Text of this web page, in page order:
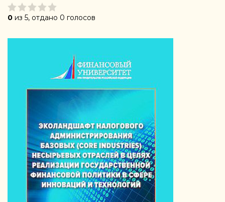
0 из 5, отдано 0 голосов